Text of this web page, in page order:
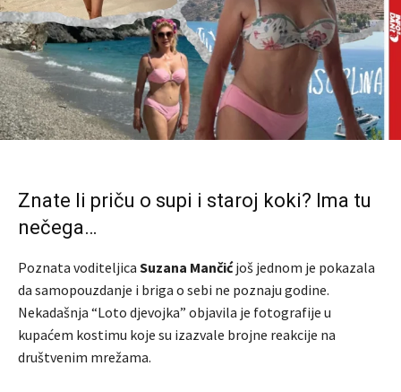
Znate li priču o supi i staroj koki? Ima tu
nečega…
Poznata voditeljica Suzana Mančićjoš jednom je pokazala
da samopouzdanje i briga o sebi ne poznaju godine.
Nekadašnja “Loto djevojka” objavila je fotografije u
kupaćem kostimu koje su izazvale brojne reakcije na
društvenim mrežama.